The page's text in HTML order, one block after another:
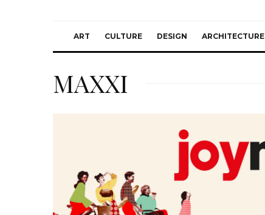
ART CULTURE DESIGN ARCHITECTURE
MAXXI